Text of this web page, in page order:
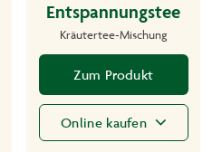
Entspannungstee
Kräutertee-Mischung
Zum Produkt
Online kaufen